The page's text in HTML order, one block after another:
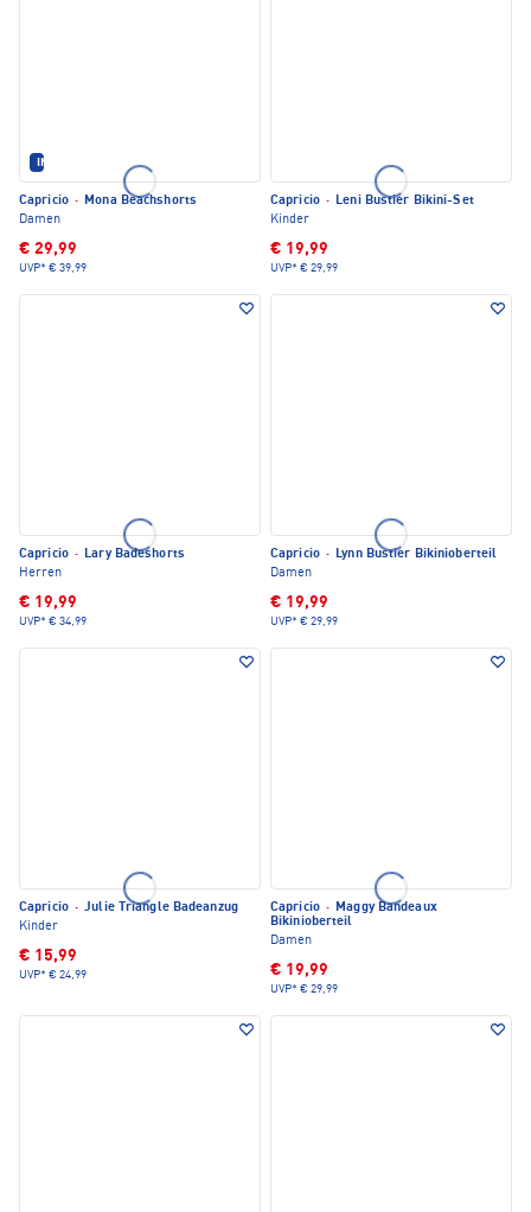
IM SET ERHÄLTLICH
Capricio · Mona Beachshorts
Damen
€ 29,99
UVP* € 39,99
Capricio · Leni Bustier Bikini-Set
Kinder
€ 19,99
UVP* € 29,99
Capricio · Lary Badeshorts
Herren
€ 19,99
UVP* € 34,99
Capricio · Lynn Bustier Bikinioberteil
Damen
€ 19,99
UVP* € 29,99
Capricio · Julie Triangle Badeanzug
Kinder
€ 15,99
UVP* € 24,99
Capricio · Maggy Bandeaux
Bikinioberteil
Damen
€ 19,99
UVP* € 29,99